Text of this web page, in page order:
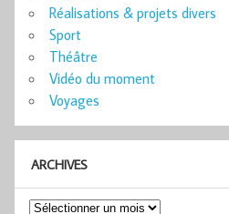
Réalisations & projets divers
Sport
Théâtre
Vidéo du moment
Voyages
ARCHIVES
Archives